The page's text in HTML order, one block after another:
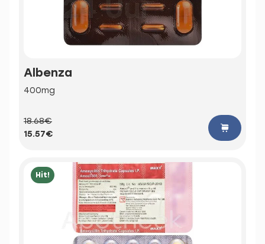
Albenza
400mg
18.68€
15.57€
Hit!